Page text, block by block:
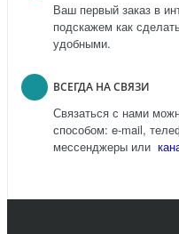
Ваш первый заказ в
подскажем как
удобными.
ВСЕГДА НА СВЯЗИ
Связаться с нами
способом: e-mail,
мессенджеры или